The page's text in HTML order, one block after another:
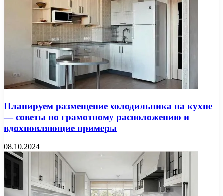
Планируем размещение холодильника на кухне
— советы по грамотному расположению и
вдохновляющие примеры
08.10.2024